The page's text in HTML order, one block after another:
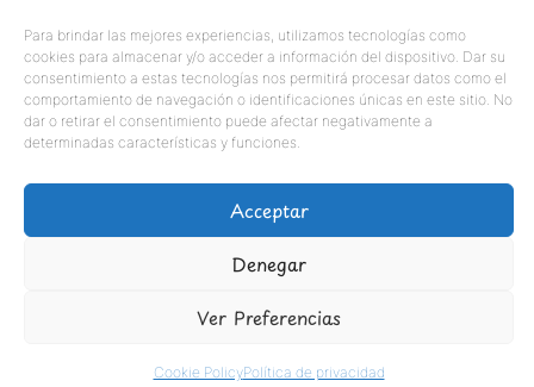
Para brindar las mejores experiencias, utilizamos tecnologías como
cookies para almacenar y/o acceder a información del dispositivo. Dar su
consentimiento a estas tecnologías nos permitirá procesar datos como el
comportamiento de navegación o identificaciones únicas en este sitio. No
dar o retirar el consentimiento puede afectar negativamente a
determinadas características y funciones.
Acceptar
Denegar
Ver Preferencias
Cookie PolicyPolítica de privacidad